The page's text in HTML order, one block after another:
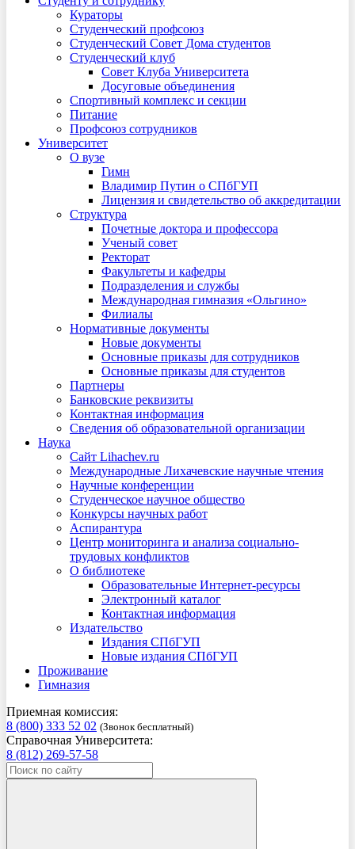
Кураторы
Студенческий профсоюз
Студенческий Совет Дома студентов
Студенческий клуб
Совет Клуба Университета
Досуговые объединения
Спортивный комплекс и секции
Питание
Профсоюз сотрудников
Университет
О вузе
Гимн
Владимир Путин о СПбГУП
Лицензия и свидетельство об аккредитации
Структура
Почетные доктора и профессора
Ученый совет
Ректорат
Факультеты и кафедры
Подразделения и службы
Международная гимназия «Ольгино»
Филиалы
Нормативные документы
Новые документы
Основные приказы для сотрудников
Основные приказы для студентов
Партнеры
Банковские реквизиты
Контактная информация
Сведения об образовательной организации
Наука
Сайт Lihachev.ru
Международные Лихачевские научные чтения
Научные конференции
Студенческое научное общество
Конкурсы научных работ
Аспирантура
Центр мониторинга и анализа социально-
трудовых конфликтов
О библиотеке
Образовательные Интернет-ресурсы
Электронный каталог
Контактная информация
Издательство
Издания СПбГУП
Новые издания СПбГУП
Проживание
Гимназия
Приемная комиссия:
8 (800) 333 52 02 (Звонок бесплатный)
Справочная Университета:
8 (812) 269-57-58